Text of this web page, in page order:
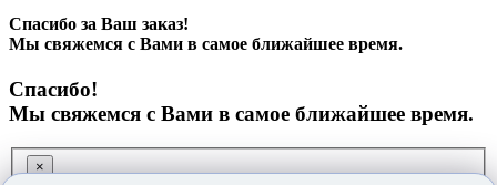
Спасибо за Ваш заказ!
Мы свяжемся с Вами в самое ближайшее время.
Спасибо!
Мы свяжемся с Вами в самое ближайшее время.
×